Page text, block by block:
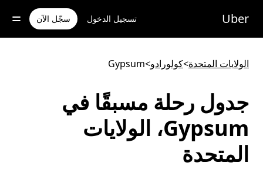
للوصول
المحتوى
Uber تسجيل الدخول سجّل الآن
الولايات المتحدة>كولورادو>
Gypsum
جدول رحلة مسبقًا في
Gypsum، الولايات
المتحدة